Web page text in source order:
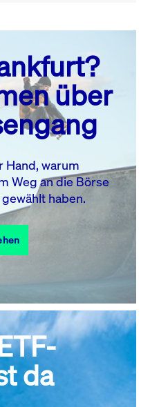
FR. SA. SO.
1
2
7 8
14
21 22
23
28
über
Hand, warum
Weg an die Börse
haben.
da